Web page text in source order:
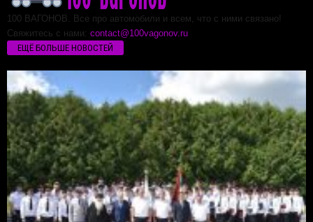
100 ВАГОНОВ. Все про автомобили и всем, что с ними связано!
Свяжитесь с нами: contact@100vagonov.ru
ЕЩЁ БОЛЬШЕ НОВОСТЕЙ